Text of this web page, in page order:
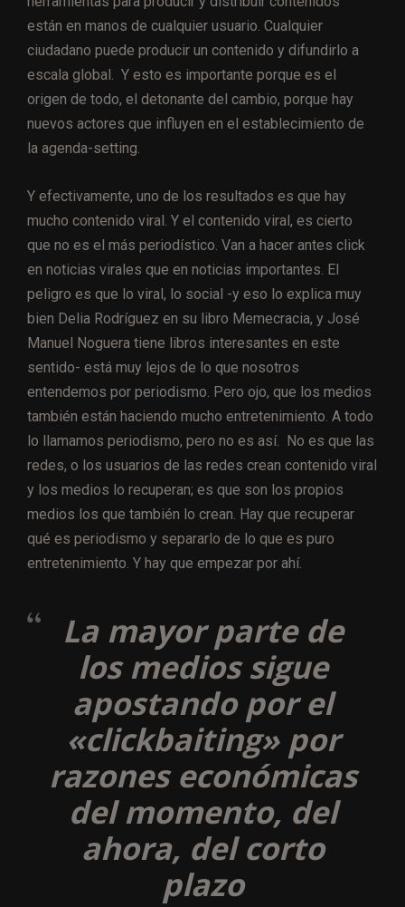
están en manos de cualquier usuario. Cualquier
ciudadano puede producir un contenido y difundirlo a
escala global. Y esto es importante porque es el
origen de todo, el detonante del cambio, porque hay
nuevos actores que influyen en el establecimiento de
la agenda-setting.
Y efectivamente, uno de los resultados es que hay
mucho contenido viral. Y el contenido viral, es cierto
que no es el más periodístico. Van a hacer antes click
en noticias virales que en noticias importantes. El
peligro es que lo viral, lo social -y eso lo explica muy
bien Delia Rodríguez en su libro Memecracia, y José
Manuel Noguera tiene libros interesantes en este
sentido- está muy lejos de lo que nosotros
entendemos por periodismo. Pero ojo, que los medios
también están haciendo mucho entretenimiento. A todo
lo llamamos periodismo, pero no es así. No es que las
redes, o los usuarios de las redes crean contenido viral
y los medios lo recuperan; es que son los propios
medios los que también lo crean. Hay que recuperar
qué es periodismo y separarlo de lo que es puro
entretenimiento. Y hay que empezar por ahí.
La mayor parte de
los medios sigue
apostando por el
«clickbaiting» por
razones económicas
del momento, del
ahora, del corto
plazo